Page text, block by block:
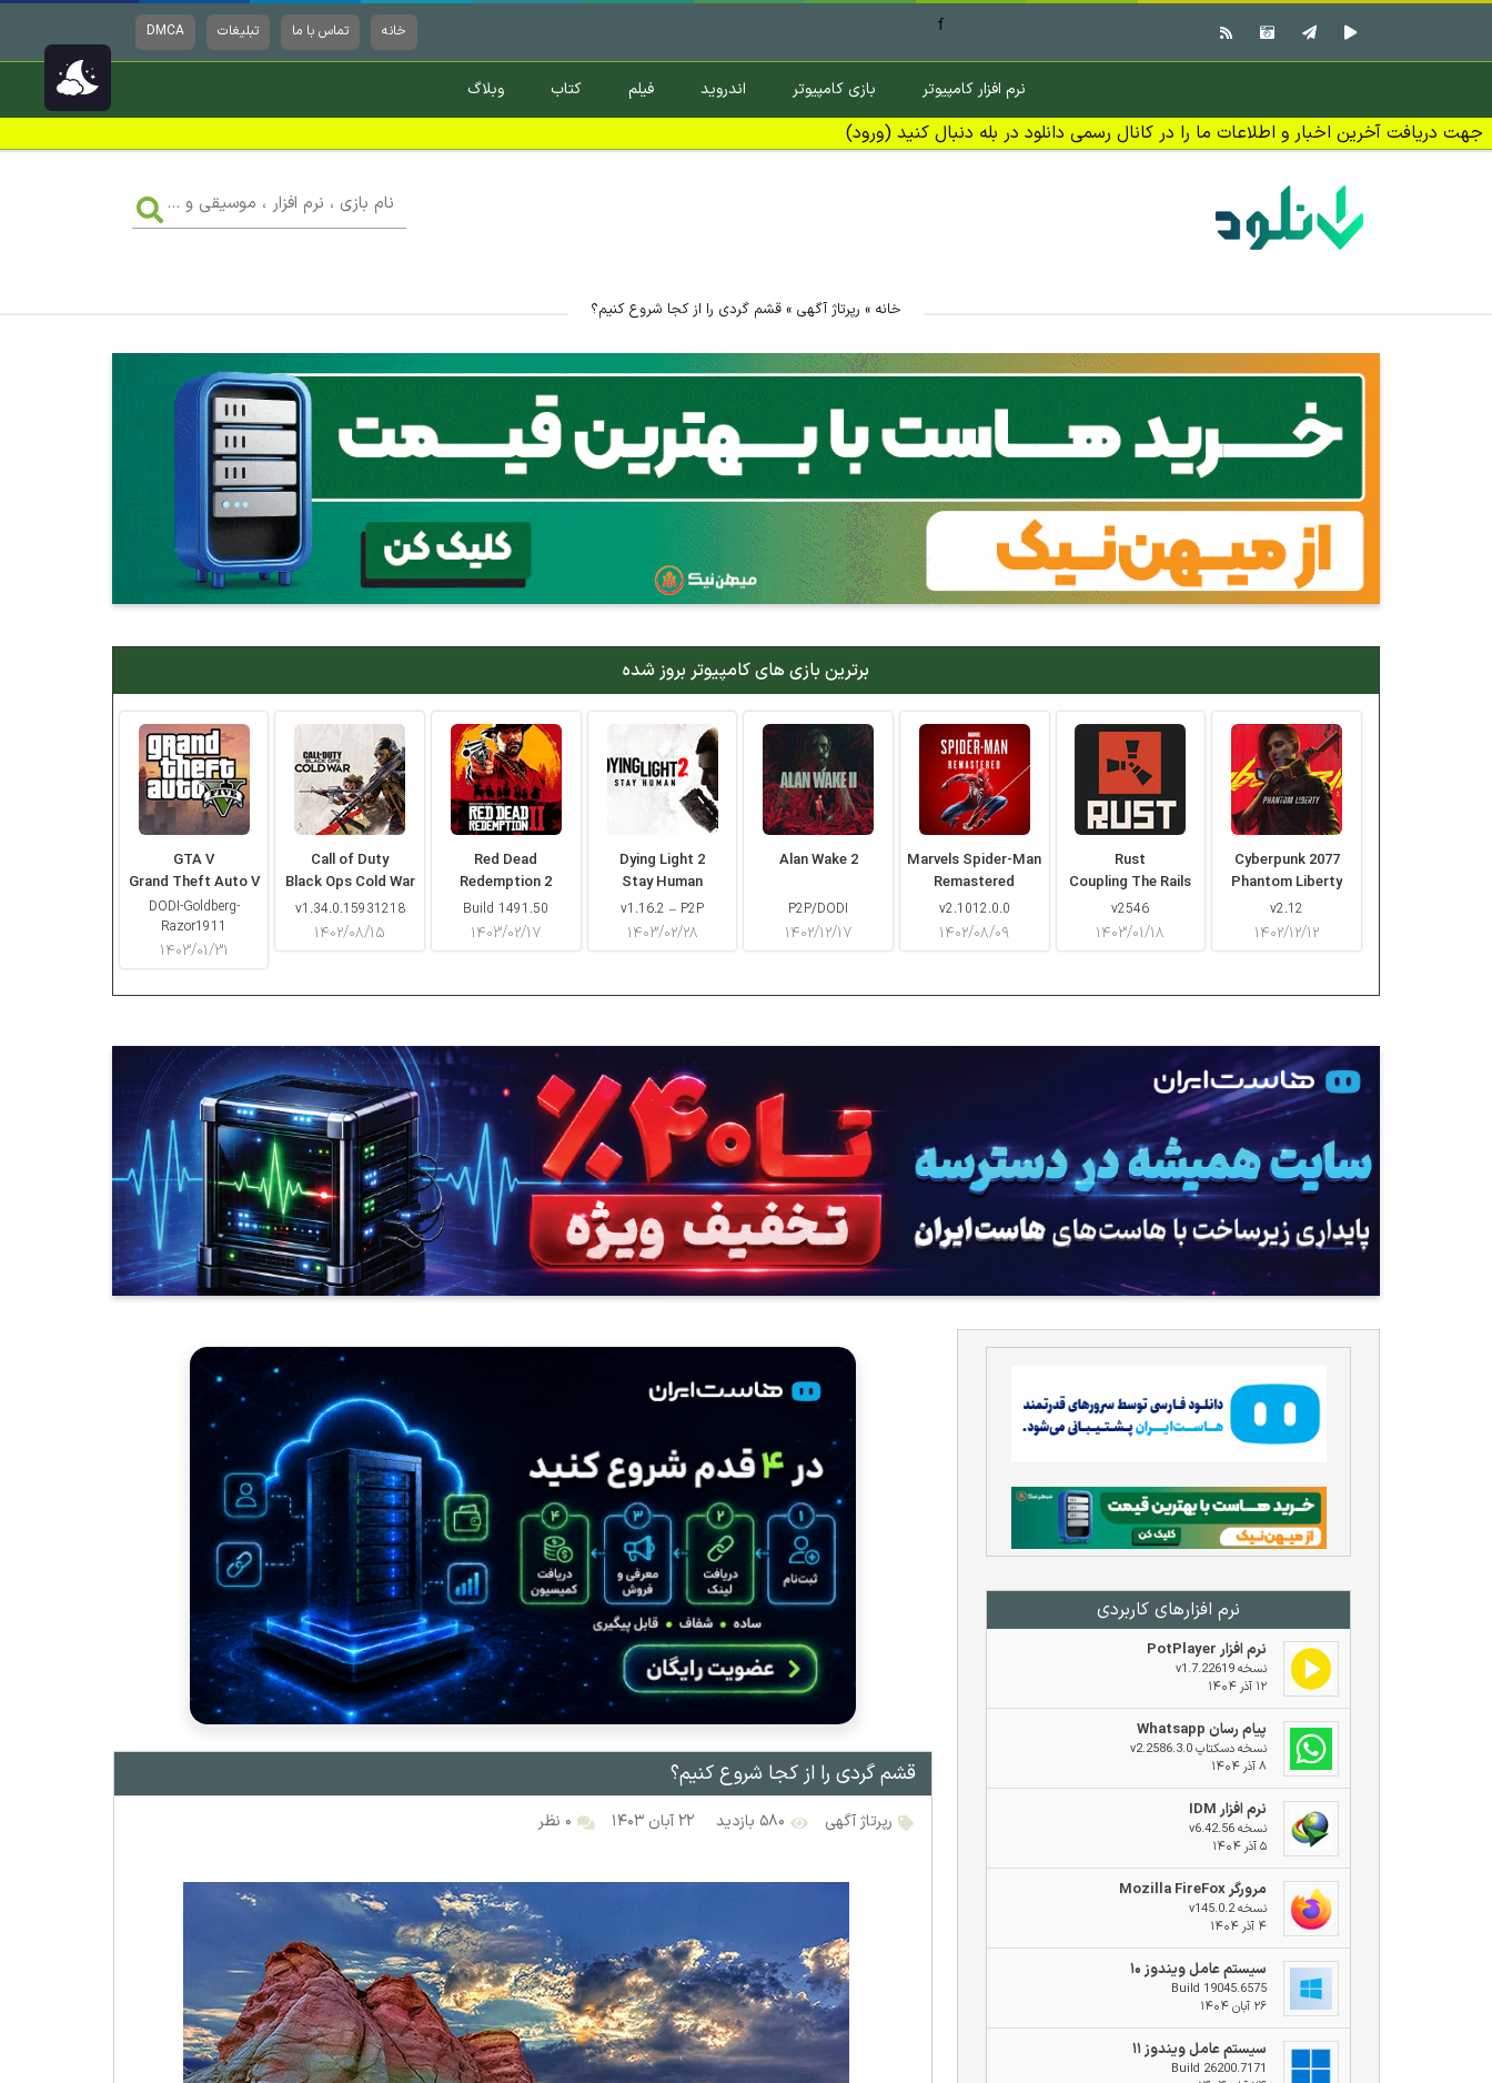
خانه تماس با ما تبلیغات DMCA f
نرم افزار کامپیوتر بازی کامپیوتر اندروید فیلم کتاب وبلاگ
جهت دریافت آخرین اخبار و اطلاعات ما را در کانال رسمی دانلود در بله دنبال کنید (ورود)
بازی
،
خانه » رپرتاژ آگهی » قشم گردی را از کجا شروع کنیم؟
برترین بازی های کامپیوتر بروز شده
GTA V
Grand Theft Auto V
DODI-Goldberg-
Razor1911
۱۴۰۳/۰۱/۳۱
Call of Duty
Black Ops Cold War
v1.34.0.15931218
۱۴۰۲/۰۸/۱۵
Red Dead
Redemption 2
Build 1491.50
۱۴۰۳/۰۲/۱۷
Dying Light 2
Stay Human
v1.16.2 – P2P
۱۴۰۳/۰۲/۲۸
Alan Wake 2
P2P/DODI
۱۴۰۲/۱۲/۱۷
Marvels Spider-Man
Remastered
v2.1012.0.0
۱۴۰۲/۰۸/۰۹
Rust
Coupling The Rails
v2546
۱۴۰۳/۰۱/۱۸
Cyberpunk 2077
Phantom Liberty
v2.12
۱۴۰۲/۱۲/۱۲
نرم افزار‌های کاربردی
نرم افزار PotPlayer
نسخه v1.7.22619
۱۲ آذر ۱۴۰۴
پیام رسان Whatsapp
نسخه دسکتاپ v2.2586.3.0
۸ آذر ۱۴۰۴
نرم افزار IDM
نسخه v6.42.56
۵ آذر ۱۴۰۴
مرورگر Mozilla FireFox
نسخه v145.0.2
۴ آذر ۱۴۰۴
سیستم عامل ویندوز ۱۰
Build 19045.6575
۲۶ آبان ۱۴۰۴
سیستم عامل ویندوز ۱۱
Build 26200.7171
قشم گردی را از کجا شروع کنیم؟
رپرتاژ آگهی ۵۸۰ بازدید ۲۲ آبان ۱۴۰۳ ۰ نظر